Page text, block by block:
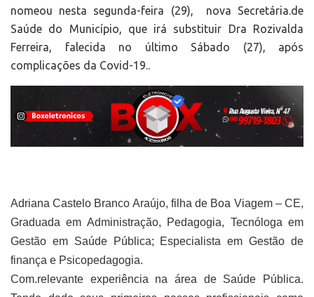
nomeou nesta segunda-feira (29), nova Secretária.de
Saúde do Município, que irá substituir Dra Rozivalda
Ferreira, falecida no último Sábado (27), após
complicações da Covid-19..
Adriana Castelo Branco Araújo, filha de Boa Viagem – CE,
Graduada em Administração, Pedagogia, Tecnóloga em
Gestão em Saúde Pública; Especialista em Gestão de
finança e Psicopedagogia.
Com.relevante experiência na área de Saúde Pública.